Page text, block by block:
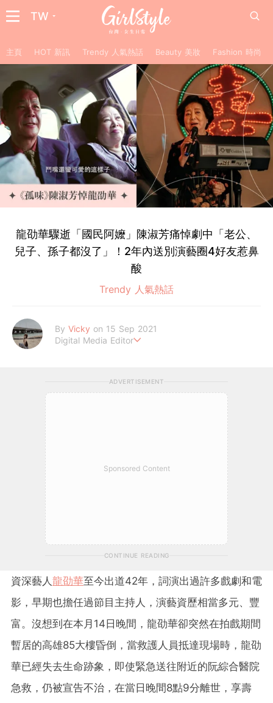
TW
主頁 HOT 新訊 Trendy 人氣熱話 Beauty 美妝 Fashion 時尚
龍劭華驟逝「國民阿嬤」陳淑芳痛悼劇中「老公、
兒子、孫子都沒了」！2年內送別演藝圈4好友惹鼻
酸
Trendy 人氣熱話
By Vicky on 15 Sep 2021
Digital Media Editor
ADVERTISEMENT
Sponsored Content
CONTINUE READING
資深藝人 龍劭華至今出道42年，詞演出過許多戲劇和電
影，早期也擔任過節目主持人，演藝資歷相當多元、豐
富。沒想到在本月14日晚間，龍劭華卻突然在拍戲期間
暫居的高雄85大樓昏倒，當救護人員抵達現場時，龍劭
華已經失去生命跡象，即使緊急送往附近的阮綜合醫院
急救，仍被宣告不治，在當日晚間8點9分離世，享壽